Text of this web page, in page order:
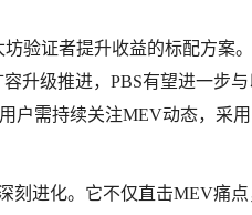
验证者提升收益的标配方案
升级推进，PBS有望进一步
户需持续关注MEV动态，采
刻进化。它不仅直击MEV痛